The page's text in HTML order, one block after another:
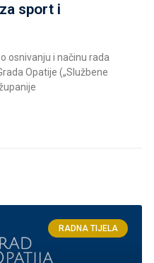
sport i
osnivanju i načinu rada
Opatije („Službene
RADNA TIJELA